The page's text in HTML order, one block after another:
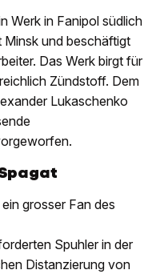
Werk in Fanipol südlich
und beschäftigt
Das Werk birgt für
Zündstoff. Dem
Lukaschenko
grosser Fan des
Spuhler in der
Distanzierung von